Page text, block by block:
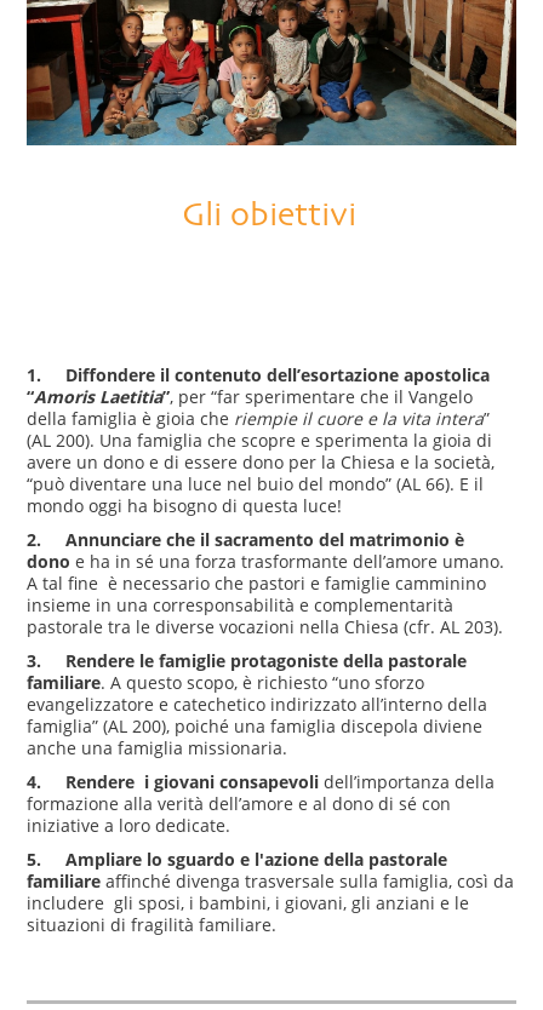
Gli obiettivi
1.
Diffondere il contenuto dell’esortazione apostolica
“Amoris Laetitia”, per “far sperimentare che il Vangelo
della famiglia è gioia che riempie il cuore e la vita intera”
(AL 200). Una famiglia che scopre e sperimenta la gioia di
avere un dono e di essere dono per la Chiesa e la società,
“può diventare una luce nel buio del mondo” (AL 66). E il
mondo oggi ha bisogno di questa luce!
2.
Annunciare che il sacramento del matrimonio è
dono e ha in sé una forza trasformante dell’amore umano.
A tal fine è necessario che pastori e famiglie camminino
insieme in una corresponsabilità e complementarità
pastorale tra le diverse vocazioni nella Chiesa (cfr. AL 203).
3.
Rendere le famiglie protagoniste della pastorale
familiare. A questo scopo, è richiesto “uno sforzo
evangelizzatore e catechetico indirizzato all’interno della
famiglia” (AL 200), poiché una famiglia discepola diviene
anche una famiglia missionaria.
4. Rendere i giovani consapevolidell’importanza della
formazione alla verità dell’amore e al dono di sé con
iniziative a loro dedicate.
5.
Ampliare lo sguardo e l'azione della pastorale
familiare affinché divenga trasversale sulla famiglia, così da
includere gli sposi, i bambini, i giovani, gli anziani e le
situazioni di fragilità familiare.